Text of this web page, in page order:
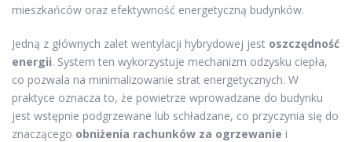
mieszkańców oraz efektywność energetyczną budynków.
Jedną z głównych zalet wentylacji hybrydowej jest oszczędność
energii. System ten wykorzystuje mechanizm odzysku ciepła,
co pozwala na minimalizowanie strat energetycznych. W
praktyce oznacza to, że powietrze wprowadzane do budynku
jest wstępnie podgrzewane lub schładzane, co przyczynia się do
znaczącego obniżenia rachunków za ogrzewanie i